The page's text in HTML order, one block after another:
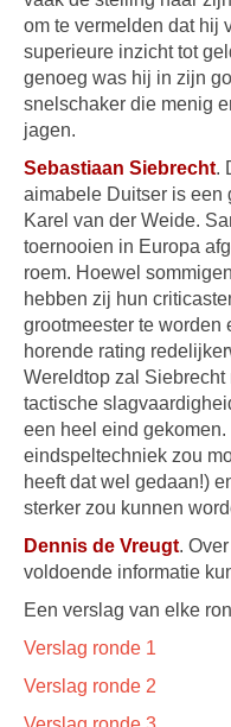
om te vermelden dat hij
superieure inzicht tot
genoeg was hij in zijn
snelschaker die menig
jagen.
Sebastiaan Siebrecht.
aimabele Duitser is een
Karel van der Weide.
toernooien in Europa
roem. Hoewel
hebben zij hun
grootmeester te worden
horende rating
Wereldtop zal
tactische
een heel eind
eindspeltechniek zou
heeft dat wel gedaan!)
sterker zou kunnen
Dennis de Vreugt.
voldoende informatie
Een verslag van elke
Verslag ronde 1
Verslag ronde 2